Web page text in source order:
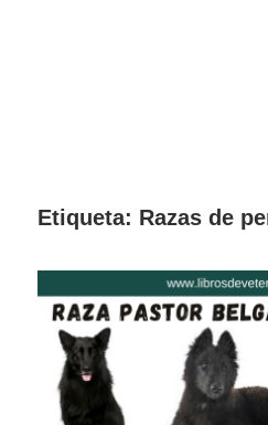
Etiqueta: Razas de